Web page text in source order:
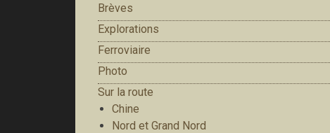
Brèves
Explorations
Ferroviaire
Photo
Sur la route
Chine
Nord et Grand Nord